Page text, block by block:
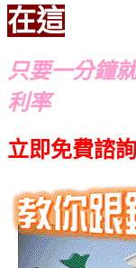
在這
只要一分鐘
利率
立即免費諮詢